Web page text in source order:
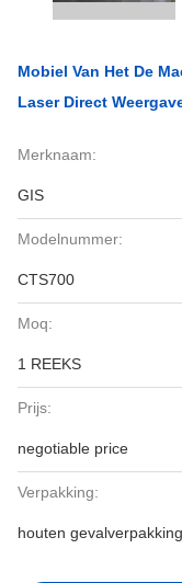
Mobiel Van Het De
Laser Direct
Merknaam:
GIS
Modelnummer:
CTS700
Moq:
1 REEKS
Prijs:
negotiable price
Verpakking:
houten gevalverpakking